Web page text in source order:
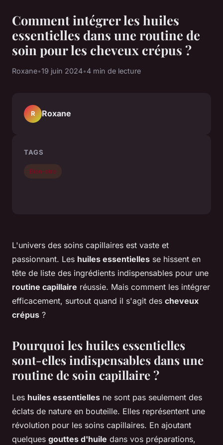
Comment intégrer les huiles
essentielles dans une routine de
soin pour les cheveux crépus ?
Roxane•19 juin 2024•4 min de lecture
L'univers des soins capillaires est vaste et
passionnant. Les huiles essentielles se hissent en
tête de liste des ingrédients indispensables pour une
routine capillaire réussie. Mais comment les intégrer
efficacement, surtout quand il s'agit des cheveux
crépus ?
Pourquoi les huiles essentielles
sont-elles indispensables dans une
routine de soin capillaire ?
Les huiles essentielles ne sont pas seulement des
éclats de nature en bouteille. Elles représentent une
révolution pour les soins capillaires. En ajoutant
quelques gouttes d'huile dans vos préparations,
R Roxane
TAGS
Bien-etre